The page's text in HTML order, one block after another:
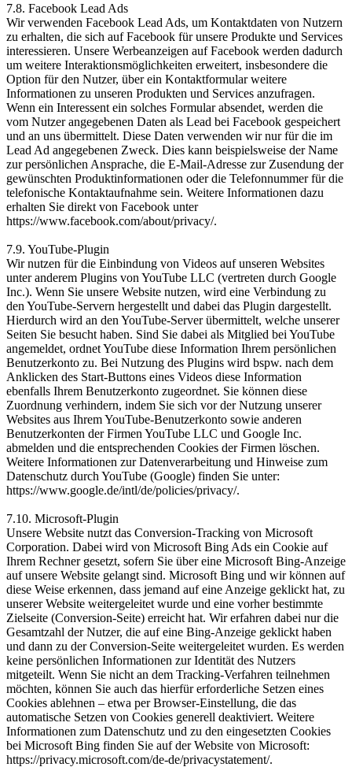
7.8. Facebook Lead Ads
Wir verwenden Facebook Lead Ads, um Kontaktdaten von Nutzern
zu erhalten, die sich auf Facebook für unsere Produkte und Services
interessieren. Unsere Werbeanzeigen auf Facebook werden dadurch
um weitere Interaktionsmöglichkeiten erweitert, insbesondere die
Option für den Nutzer, über ein Kontaktformular weitere
Informationen zu unseren Produkten und Services anzufragen.
Wenn ein Interessent ein solches Formular absendet, werden die
vom Nutzer angegebenen Daten als Lead bei Facebook gespeichert
und an uns übermittelt. Diese Daten verwenden wir nur für die im
Lead Ad angegebenen Zweck. Dies kann beispielsweise der Name
zur persönlichen Ansprache, die E-Mail-Adresse zur Zusendung der
gewünschten Produktinformationen oder die Telefonnummer für die
telefonische Kontaktaufnahme sein. Weitere Informationen dazu
erhalten Sie direkt von Facebook unter
https://www.facebook.com/about/privacy/.
7.9. YouTube-Plugin
Wir nutzen für die Einbindung von Videos auf unseren Websites
unter anderem Plugins von YouTube LLC (vertreten durch Google
Inc.). Wenn Sie unsere Website nutzen, wird eine Verbindung zu
den YouTube-Servern hergestellt und dabei das Plugin dargestellt.
Hierdurch wird an den YouTube-Server übermittelt, welche unserer
Seiten Sie besucht haben. Sind Sie dabei als Mitglied bei YouTube
angemeldet, ordnet YouTube diese Information Ihrem persönlichen
Benutzerkonto zu. Bei Nutzung des Plugins wird bspw. nach dem
Anklicken des Start-Buttons eines Videos diese Information
ebenfalls Ihrem Benutzerkonto zugeordnet. Sie können diese
Zuordnung verhindern, indem Sie sich vor der Nutzung unserer
Websites aus Ihrem YouTube-Benutzerkonto sowie anderen
Benutzerkonten der Firmen YouTube LLC und Google Inc.
abmelden und die entsprechenden Cookies der Firmen löschen.
Weitere Informationen zur Datenverarbeitung und Hinweise zum
Datenschutz durch YouTube (Google) finden Sie unter:
https://www.google.de/intl/de/policies/privacy/.
7.10. Microsoft-Plugin
Unsere Website nutzt das Conversion-Tracking von Microsoft
Corporation. Dabei wird von Microsoft Bing Ads ein Cookie auf
Ihrem Rechner gesetzt, sofern Sie über eine Microsoft Bing-Anzeige
auf unsere Website gelangt sind. Microsoft Bing und wir können auf
diese Weise erkennen, dass jemand auf eine Anzeige geklickt hat, zu
unserer Website weitergeleitet wurde und eine vorher bestimmte
Zielseite (Conversion-Seite) erreicht hat. Wir erfahren dabei nur die
Gesamtzahl der Nutzer, die auf eine Bing-Anzeige geklickt haben
und dann zu der Conversion-Seite weitergeleitet wurden. Es werden
keine persönlichen Informationen zur Identität des Nutzers
mitgeteilt. Wenn Sie nicht an dem Tracking-Verfahren teilnehmen
möchten, können Sie auch das hierfür erforderliche Setzen eines
Cookies ablehnen – etwa per Browser-Einstellung, die das
automatische Setzen von Cookies generell deaktiviert. Weitere
Informationen zum Datenschutz und zu den eingesetzten Cookies
bei Microsoft Bing finden Sie auf der Website von Microsoft:
https://privacy.microsoft.com/de-de/privacystatement/.